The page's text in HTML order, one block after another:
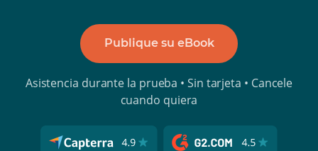
Publique su eBook
Asistencia durante la prueba • Sin tarjeta • Cancele
cuando quiera